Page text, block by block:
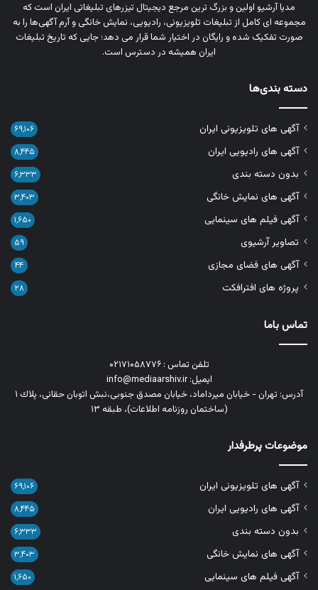
مدیا آرشیو اولین و بزرگ‌ ترین مرجع دیجیتال تیزرهای تبلیغاتی ایران است که
مجموعه‌ ای کامل از تبلیغات تلویزیونی، رادیویی، نمایش خانگی و آرم‌ آگهی‌ها را به‌
صورت تفکیک‌ شده و رایگان در اختیار شما قرار می‌ دهد؛ جایی که تاریخ تبلیغات
ایران همیشه در دسترس است.
دسته بندی‌ها
آگهی های تلویزیونی ایران ۶۹,۱۰۶
آگهی های رادیویی ایران ۸,۴۴۵
بدون دسته بندی ۶,۳۳۳
آگهی های نمایش خانگی ۳,۴۰۳
آگهی فیلم های سینمایی ۱,۶۵۰
تصاویر آرشیوی ۵۹
آگهی های فضای مجازی ۴۴
پروژه های افترافکت ۲۸
تماس باما
تلفن تماس : ۰۲۱۷۱۰۵۸۷۷۶
ایمیل: info@mediaarshiv.ir
آدرس: تهران - خیابان میرداماد، خیابان مصدق جنوبی،نبش اتوبان حقانی، پلاك ١
(ساختمان روزنامه اطلاعات)، طبقه ۱۳
موضوعات پرطرفدار
آگهی های تلویزیونی ایران ۶۹,۱۰۶
آگهی های رادیویی ایران ۸,۴۴۵
بدون دسته بندی ۶,۳۳۳
آگهی های نمایش خانگی ۳,۴۰۳
آگهی فیلم های سینمایی ۱,۶۵۰